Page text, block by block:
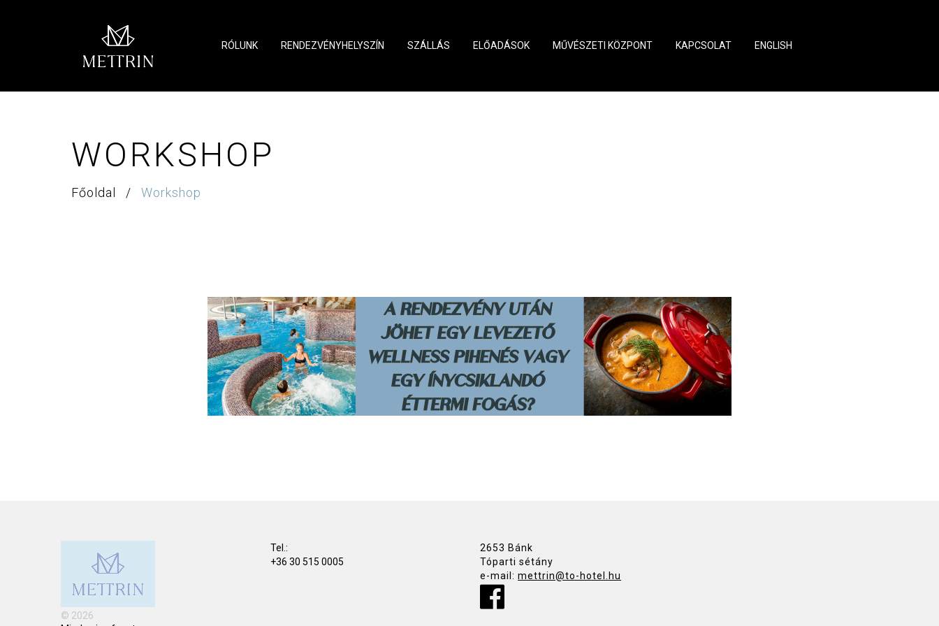
RÓLUNK RENDEZVÉNYHELYSZÍN SZÁLLÁS ELŐADÁSOK MŰVÉSZETI KÖZPONT KAPCSOLAT ENGLISH
WORKSHOP
Főoldal / Workshop
© 2026
Tel.:
+36 30 515 0005
2653 Bánk
Tóparti sétány
e-mail: mettrin@to-hotel.hu